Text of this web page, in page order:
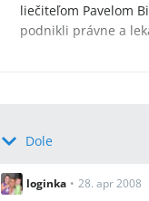
liečiteľom Pavelom
podnikli právne a
Q:
Ako zistím, prečo sa
A:V diskusii ženy
spermiogram a krvné
Dole
loginka • 28. apr 2008